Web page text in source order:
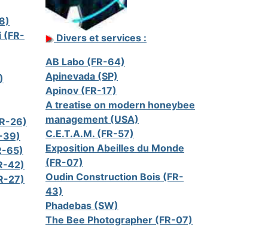
(FR-
26)
39)
65)
42)
27)
Divers et services :
AB Labo (FR-64)
Apinevada (SP)
Apinov (FR-17)
A treatise on modern honeybee
management (USA)
C.E.T.A.M. (FR-57)
Exposition Abeilles du Monde
(FR-07)
Oudin Construction Bois (FR-
43)
Phadebas (SW)
The Bee Photographer (FR-07)